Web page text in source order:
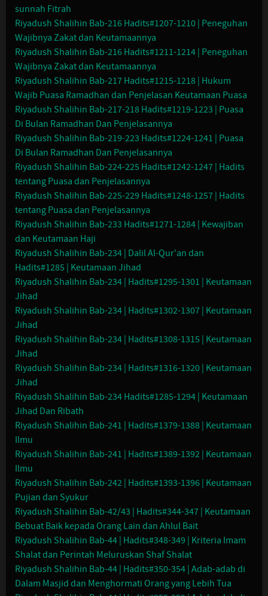
sunnah Fitrah
Riyadush Shalihin Bab-216 Hadits#1207-1210 | Peneguhan
Wajibnya Zakat dan Keutamaannya
Riyadush Shalihin Bab-216 Hadits#1211-1214 | Peneguhan
Wajibnya Zakat dan Keutamaannya
Riyadush Shalihin Bab-217 Hadits#1215-1218 | Hukum
Wajib Puasa Ramadhan dan Penjelasan Keutamaan Puasa
Riyadush Shalihin Bab-217-218 Hadits#1219-1223 | Puasa
Di Bulan Ramadhan Dan Penjelasannya
Riyadush Shalihin Bab-219-223 Hadits#1224-1241 | Puasa
Di Bulan Ramadhan Dan Penjelasannya
Riyadush Shalihin Bab-224-225 Hadits#1242-1247 | Hadits
tentang Puasa dan Penjelasannya
Riyadush Shalihin Bab-225-229 Hadits#1248-1257 | Hadits
tentang Puasa dan Penjelasannya
Riyadush Shalihin Bab-233 Hadits#1271-1284 | Kewajiban
dan Keutamaan Haji
Riyadush Shalihin Bab-234 | Dalil Al-Qur'an dan
Hadits#1285 | Keutamaan Jihad
Riyadush Shalihin Bab-234 | Hadits#1295-1301 | Keutamaan
Jihad
Riyadush Shalihin Bab-234 | Hadits#1302-1307 | Keutamaan
Jihad
Riyadush Shalihin Bab-234 | Hadits#1308-1315 | Keutamaan
Jihad
Riyadush Shalihin Bab-234 | Hadits#1316-1320 | Keutamaan
Jihad
Riyadush Shalihin Bab-234 Hadits#1285-1294 | Keutamaan
Jihad Dan Ribath
Riyadush Shalihin Bab-241 | Hadits#1379-1388 | Keutamaan
Ilmu
Riyadush Shalihin Bab-241 | Hadits#1389-1392 | Keutamaan
Ilmu
Riyadush Shalihin Bab-242 | Hadits#1393-1396 | Keutamaan
Pujian dan Syukur
Riyadush Shalihin Bab-42/43 | Hadits#344-347 | Keutamaan
Bebuat Baik kepada Orang Lain dan Ahlul Bait
Riyadush Shalihin Bab-44 | Hadits#348-349 | Kriteria Imam
Shalat dan Perintah Meluruskan Shaf Shalat
Riyadush Shalihin Bab-44 | Hadits#350-354 | Adab-adab di
Dalam Masjid dan Menghormati Orang yang Lebih Tua